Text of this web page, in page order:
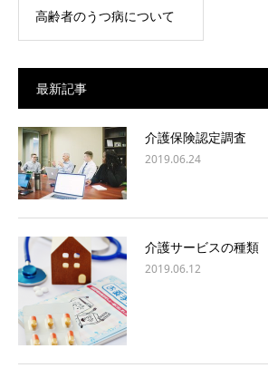
高齢者のうつ病について
最新記事
介護保険認定調査
2019.06.24
介護サービスの種類
2019.06.12